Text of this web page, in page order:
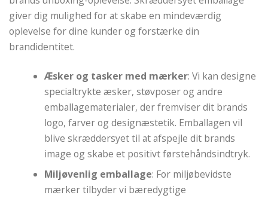
giver dig mulighed for at skabe en mindeværdig
oplevelse for dine kunder og forstærke din
brandidentitet.
Æsker og tasker med mærker: Vi kan designe
specialtrykte æsker, støvposer og andre
emballagematerialer, der fremviser dit brands
logo, farver og designæstetik. Emballagen vil
blive skræddersyet til at afspejle dit brands
image og skabe et positivt førstehåndsindtryk.
Miljøvenlig emballage: For miljøbevidste
mærker tilbyder vi bæredygtige